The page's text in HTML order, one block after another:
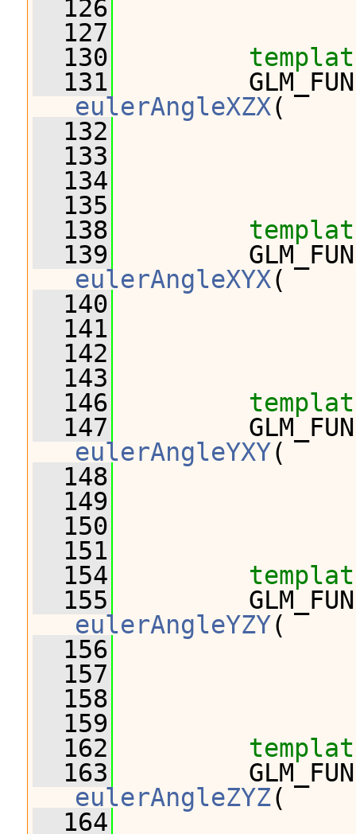
  126
  127
  130
  131
eulerAngleXZX(
  132
  133
  134
  135
  138
  139
eulerAngleXYX(
  140
  141
  142
  143
  146
  147
eulerAngleYXY(
  148
  149
  150
  151
  154
  155
eulerAngleYZY(
  156
  157
  158
  159
  162
  163
eulerAngleZYZ(
  164